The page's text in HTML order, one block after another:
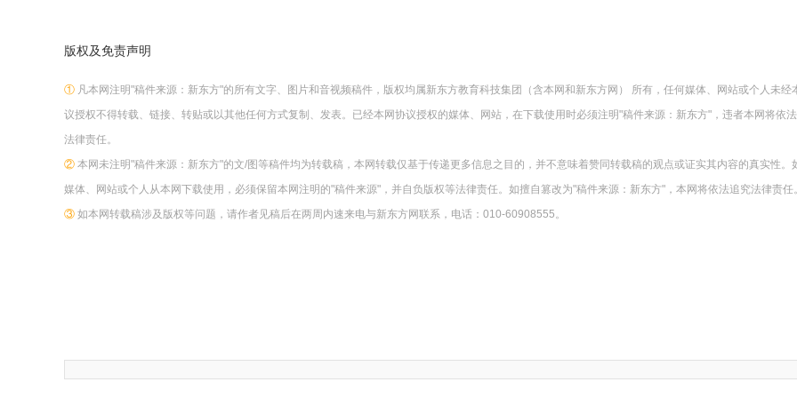
版权及免责声明
① 凡本网注明"稿件来源：新东方"的所有文字、图片和音视频稿件，版权均属新东方教育科技集团（含本网和新东方网） 所有，任何媒体、网站或个人未经
议授权不得转载、链接、转贴或以其他任何方式复制、发表。已经本网协议授权的媒体、网站，在下载使用时必须注明"稿件来源：新东方"，违者本网将依
法律责任。
② 本网未注明"稿件来源：新东方"的文/图等稿件均为转载稿，本网转载仅基于传递更多信息之目的，并不意味着赞同转载稿的观点或证实其内容的真实性。
媒体、网站或个人从本网下载使用，必须保留本网注明的"稿件来源"，并自负版权等法律责任。如擅自篡改为"稿件来源：新东方"，本网将依法追究法律责任。
③ 如本网转载稿涉及版权等问题，请作者见稿后在两周内速来电与新东方网联系，电话：010-60908555。